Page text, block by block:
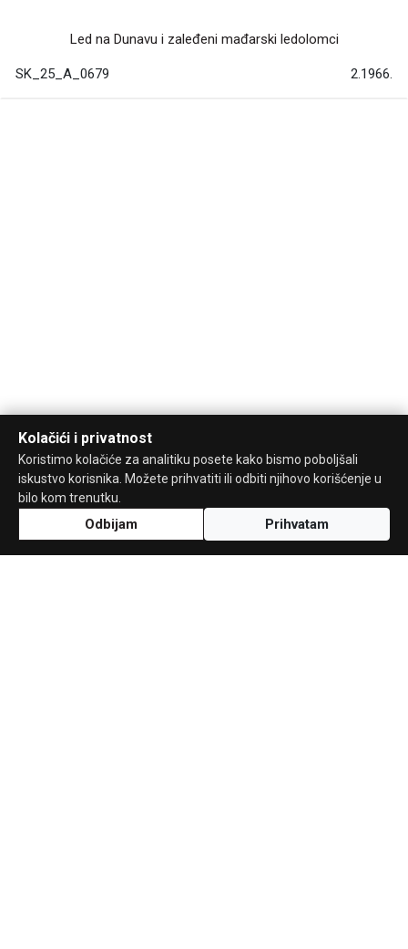
Led na Dunavu i zaleđeni mađarski ledolomci
SK_25_A_0679 2.1966.
Kolačići i privatnost
Koristimo kolačiće za analitiku posete kako bismo poboljšali
iskustvo korisnika. Možete prihvatiti ili odbiti njihovo korišćenje u
bilo kom trenutku.
Odbijam Prihvatam